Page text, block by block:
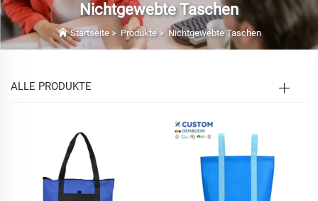
Nichtgewebte Taschen
Startseite> Produkte> Nichtgewebte Taschen
ALLE PRODUKTE